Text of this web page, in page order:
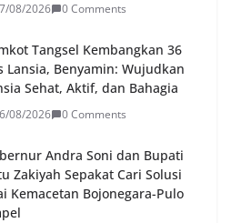
08/2026 0 Comments
Tangsel Kembangkan 36
Lansia, Benyamin: Wujudkan
Sehat, Aktif, dan Bahagia
08/2026 0 Comments
Andra Soni dan Bupati
Zakiyah Sepakat Cari Solusi
Kemacetan Bojonegara-Pulo